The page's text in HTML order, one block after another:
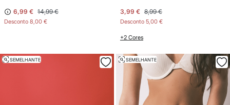
6,99 € 14,99 €
Desconto 8,00 €
3,99 € 8,99 €
Desconto 5,00 €
+2 Cores
SEMELHANTE SEMELHANTE